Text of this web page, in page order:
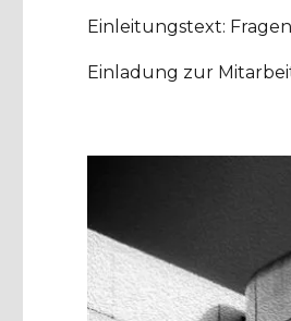
Einleitungstext:
Einladung zur